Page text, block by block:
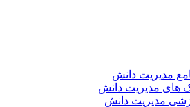
مدیریت دانش
های مدیریت دانش
مدیریت دانش